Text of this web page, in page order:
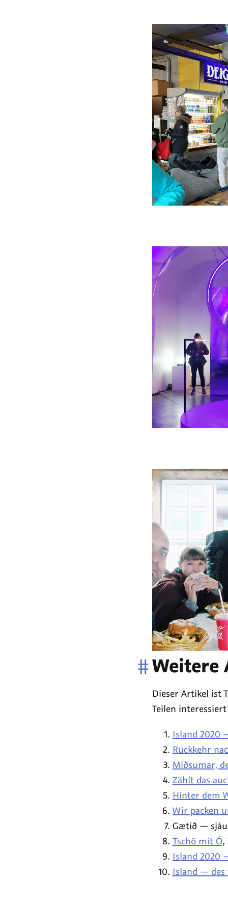
#Weitere
Dieser Artikel ist
Teilen
Island 2020
Rückkehr
Miðsumar,
Zählt das
Hinter dem
Wir packen
Gætið —
Tschö mit Ó,
Island 2020
Island — des